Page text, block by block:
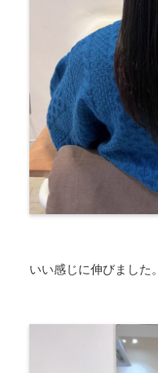
いい感じに伸びました。